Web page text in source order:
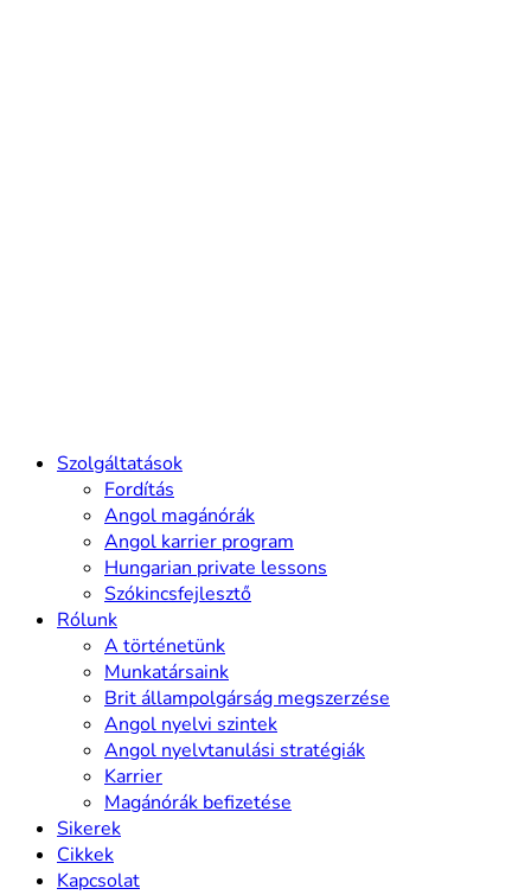
Szolgáltatások
Fordítás
Angol magánórák
Angol karrier program
Hungarian private lessons
Szókincsfejlesztő
Rólunk
A történetünk
Munkatársaink
Brit állampolgárság megszerzése
Angol nyelvi szintek
Angol nyelvtanulási stratégiák
Karrier
Magánórák befizetése
Sikerek
Cikkek
Kapcsolat